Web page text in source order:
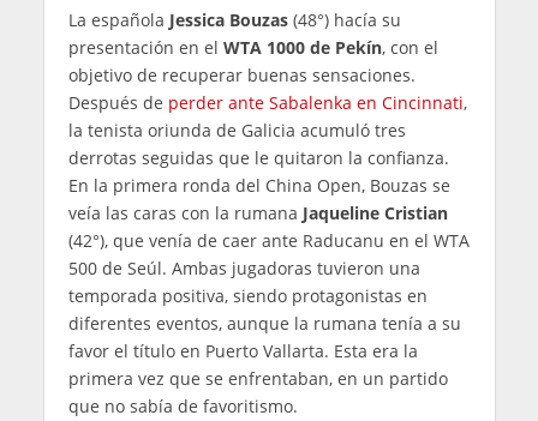
La española Jessica Bouzas(48°) hacía su
presentación en el WTA 1000 de Pekín, con el
objetivo de recuperar buenas sensaciones.
Después de perder ante Sabalenka en Cincinnati,
la tenista oriunda de Galicia acumuló tres
derrotas seguidas que le quitaron la confianza.
En la primera ronda del China Open, Bouzas se
veía las caras con la rumana Jaqueline Cristian
(42°), que venía de caer ante Raducanu en el WTA
500 de Seúl. Ambas jugadoras tuvieron una
temporada positiva, siendo protagonistas en
diferentes eventos, aunque la rumana tenía a su
favor el título en Puerto Vallarta. Esta era la
primera vez que se enfrentaban, en un partido
que no sabía de favoritismo.